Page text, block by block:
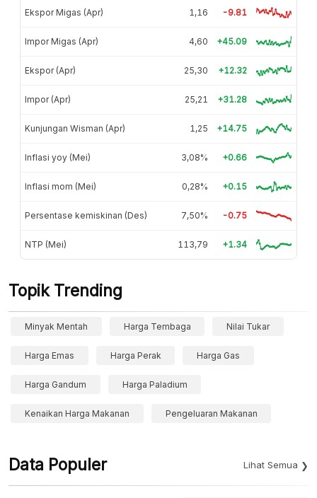
Ekspor Migas (Apr) 1,16 -9.81
Impor Migas (Apr) 4,60 +45.09
Ekspor (Apr) 25,30 +12.32
Impor (Apr) 25,21 +31.28
Kunjungan Wisman (Apr) 1,25 +14.75
Inflasi yoy (Mei) 3,08% +0.66
Inflasi mom (Mei) 0,28% +0.15
Persentase kemiskinan (Des) 7,50% -0.75
NTP (Mei) 113,79 +1.34
Topik Trending
Minyak Mentah Harga Tembaga Nilai Tukar
Harga Emas Harga Perak Harga Gas
Harga Gandum Harga Paladium
Kenaikan Harga Makanan Pengeluaran Makanan
Data Populer Lihat Semua